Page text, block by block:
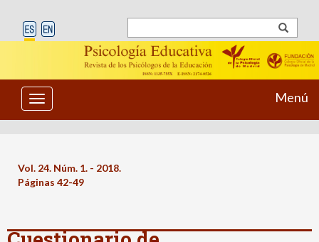
Toggle
navigation
Menú
Vol. 24. Núm. 1. - 2018.
Páginas 42-49